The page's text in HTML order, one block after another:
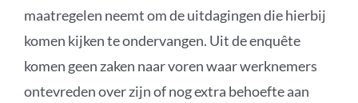
maatregelen neemt om de uitdagingen die hierbij
komen kijken te ondervangen. Uit de enquête
komen geen zaken naar voren waar werknemers
ontevreden over zijn of nog extra behoefte aan